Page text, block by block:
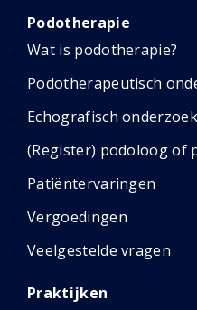
Podotherapie
Wat is podotherapie?
Podotherapeutisch
Echografisch onderzoek
(Register) podoloog of
Patiëntervaringen
Vergoedingen
Veelgestelde vragen
Praktijken